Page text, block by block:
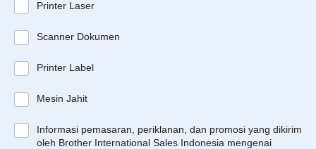
Printer Laser
Scanner Dokumen
Printer Label
Mesin Jahit
Informasi pemasaran, periklanan, dan promosi yang dikirim
oleh Brother International Sales Indonesia mengenai